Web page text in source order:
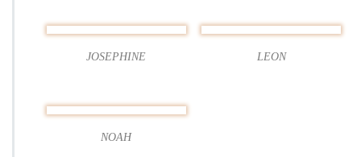
JOSEPHINE LEON
NOAH